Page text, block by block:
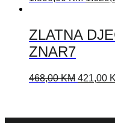
ZLATNA
ZNAR7
468,00KM 421,00